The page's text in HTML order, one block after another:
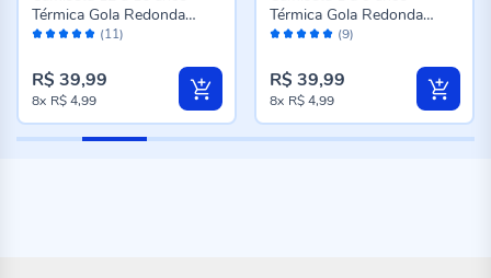
Avaliação: (11)
Térmica Gola Redonda
Fakini Branco
R$ 39,99
8x R$ 4,99
Avaliação: (9)
Térmica Gola Redonda
Fakini Preto
R$ 39,99
8x R$ 4,99